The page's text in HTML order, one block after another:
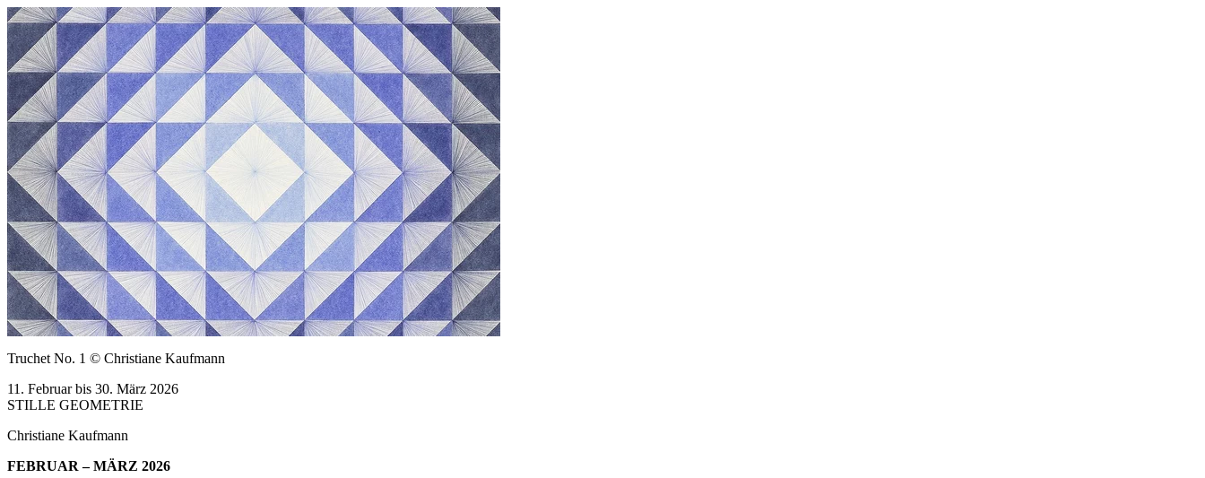
Truchet No. 1 © Christiane Kaufmann
11. Februar bis 30. März 2026
STILLE GEOMETRIE
Christiane Kaufmann
FEBRUAR – MÄRZ 2026